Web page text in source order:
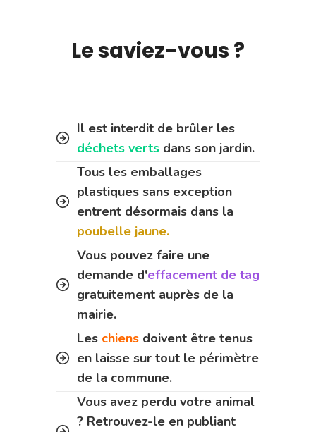
Le saviez-vous ?
Il est interdit de brûler les
déchets verts dans son jardin.
Tous les emballages
plastiques sans exception
entrent désormais dans la
poubelle jaune.
Vous pouvez faire une
demande d'effacement de tag
gratuitement auprès de la
mairie.
Les chiens doivent être tenus
en laisse sur tout le périmètre
de la commune.
Vous avez perdu votre animal
? Retrouvez-le en publiant